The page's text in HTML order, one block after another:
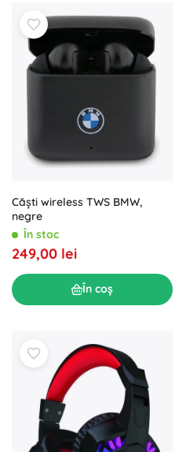
Căști wireless TWS BMW,
negre
În stoc
249,00 lei
În coș